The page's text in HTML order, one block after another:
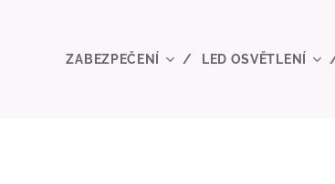
ZABEZPEČENÍ LED OSVĚTLENÍ